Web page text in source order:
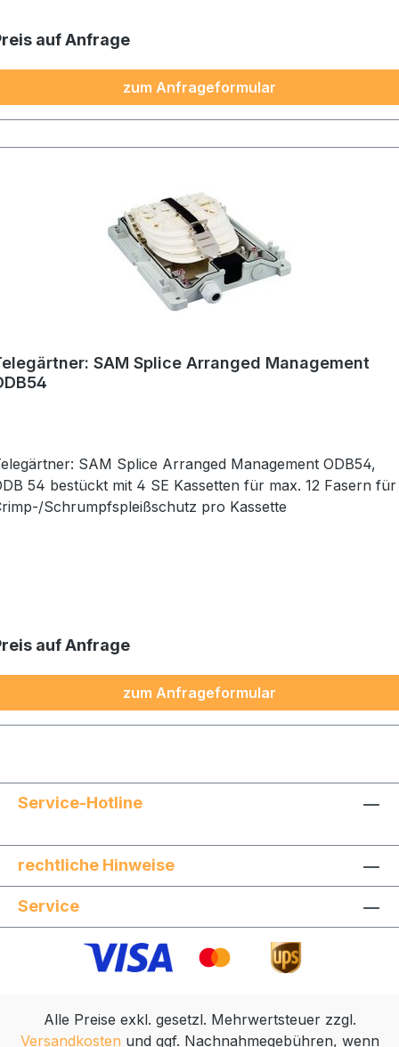
auf Anfrage
zum Anfrageformular
SAM Splice Arranged Management
SAM Splice Arranged Management ODB54,
54 bestückt mit 4 SE Kassetten für max. 12 Fasern für
Schrumpfspleißschutz pro Kassette
auf Anfrage
zum Anfrageformular
Service-Hotline
rechtliche Hinweise
Service
Alle Preise exkl. gesetzl. Mehrwertsteuer zzgl.
Versandkosten und ggf. Nachnahmegebühren, wenn